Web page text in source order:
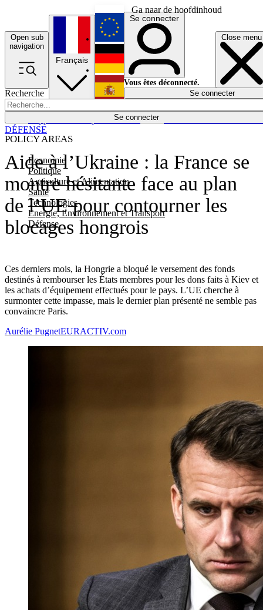
Ga naar de hoofdinhoud
Open sub
navigation
Close menu
Recherche
Se connecter
POLICY AREAS
Economie
Politique
Agriculture et Alimentation
Santé
Technologies
Energie, Environnement et Transport
Défense
Économie
Français
English
Deutsch
Español
Se connecter
Vous êtes déconnecté.
Se connecter
Aide à l’Ukraine : la France se
montre hésitante face au plan
de l’UE pour contourner les
blocages hongrois
Ces derniers mois, la Hongrie a bloqué le versement des fonds
destinés à rembourser les États membres pour les dons faits à Kiev et
les achats d’équipement effectués pour le pays. L’UE cherche à
surmonter cette impasse, mais le dernier plan présenté ne semble pas
convaincre Paris.
DÉFENSE
Aurélie PugnetEURACTIV.com